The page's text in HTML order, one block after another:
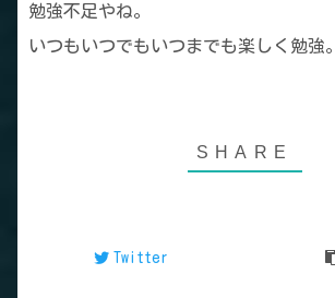
勉強不足やね。
いつもいつでもいつまでも楽しく勉強。
Twitter